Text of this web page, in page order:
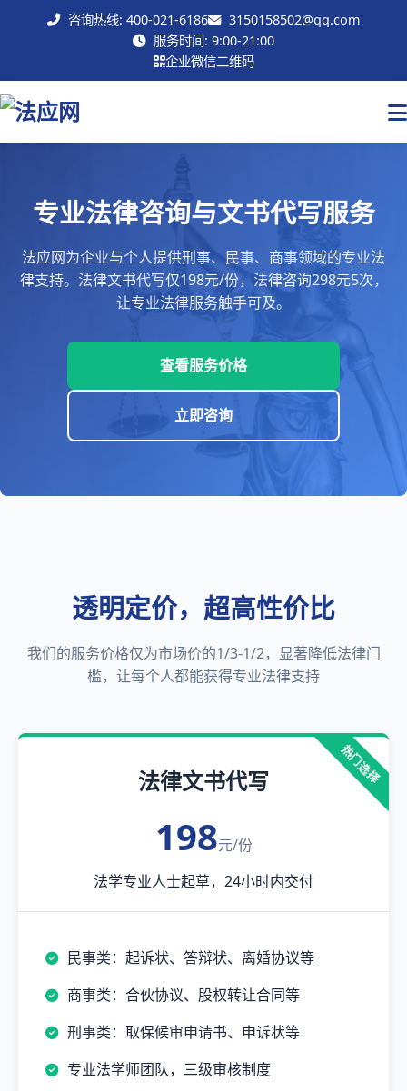
咨询热线: 400-021-6186
3150158502@qq.com
服务时间: 9:00-21:00
企业微信二维码
专业法律咨询与文书代写服务
法应网为企业与个人提供刑事、民事、商事领域的专业法
律支持。法律文书代写仅198元/份，法律咨询298元5次，
让专业法律服务触手可及。
查看服务价格
立即咨询
透明定价，超高性价比
我们的服务价格仅为市场价的1/3-1/2，显著降低法律门
槛，让每个人都能获得专业法律支持
热门选择
法律文书代写
198元/份
法学专业人士起草，24小时内交付
民事类：起诉状、答辩状、离婚协议等
商事类：合伙协议、股权转让合同等
刑事类：取保候审申请书、申诉状等
专业法学师团队，三级审核制度